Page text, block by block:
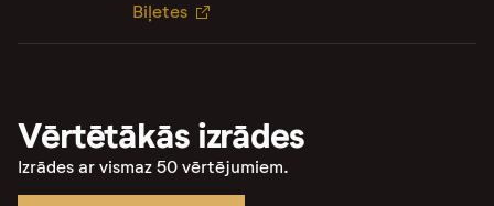
Biļetes
Vērtētākās izrādes
Izrādes ar vismaz 50 vērtējumiem.